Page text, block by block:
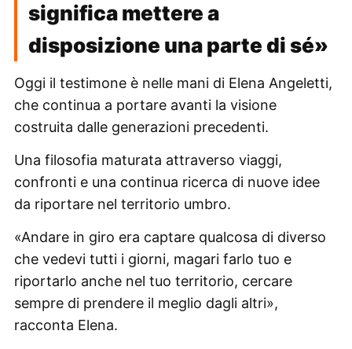
significa mettere a
disposizione una parte di sé»
Oggi il testimone è nelle mani di Elena Angeletti,
che continua a portare avanti la visione
costruita dalle generazioni precedenti.
Una filosofia maturata attraverso viaggi,
confronti e una continua ricerca di nuove idee
da riportare nel territorio umbro.
«Andare in giro era captare qualcosa di diverso
che vedevi tutti i giorni, magari farlo tuo e
riportarlo anche nel tuo territorio, cercare
sempre di prendere il meglio dagli altri»,
racconta Elena.